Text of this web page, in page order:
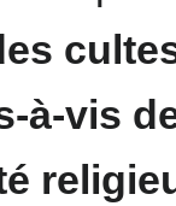
à-vis